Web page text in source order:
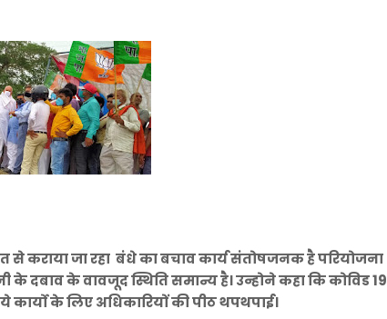
से कराया जा रहा बंधे का बचाव कार्य संतोषजनक है परियोजना
दबाव के वावजूद स्थिति समान्य है। उन्होने कहा कि कोविड 19
के लिए अधिकारियों की पीठ थपथपाई।